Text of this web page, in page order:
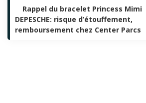
Rappel du bracelet Princess Mimi
DEPESCHE: risque d’étouffement,
remboursement chez Center Parcs